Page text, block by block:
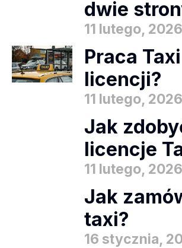
dwie
11 lutego, 2026
Praca
licencji?
11 lutego, 2026
Jak
licencje
11 lutego, 2026
Jak
taxi?
16 stycznia,